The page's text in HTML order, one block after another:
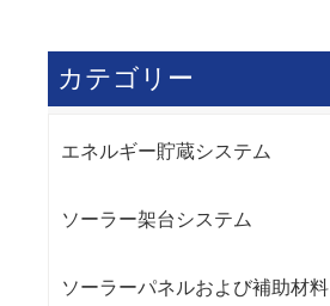
カテゴリー
エネルギー貯蔵システム
ソーラー架台システム
ソーラーパネルおよび補助材料